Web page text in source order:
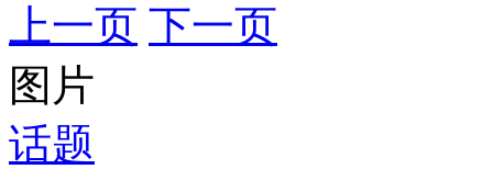
上一页 下一页
图片
话题